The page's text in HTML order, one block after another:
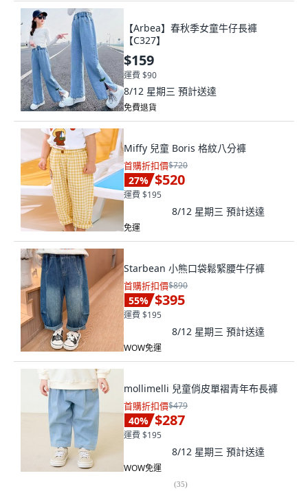
【Arbea】春秋季女童牛仔長褲
【C327】
$159
運費 $90
8/12 星期三 預計送達
免費退貨
Miffy 兒童 Boris 格紋八分褲
首購折扣價$720
27% $520
運費 $195
8/12 星期三 預計送達
免運
Starbean 小熊口袋鬆緊腰牛仔褲
首購折扣價$890
55% $395
運費 $195
8/12 星期三 預計送達
WOW免運
mollimelli 兒童俏皮單褶青年布長褲
首購折扣價$479
40% $287
運費 $195
8/12 星期三 預計送達
WOW免運
(35)